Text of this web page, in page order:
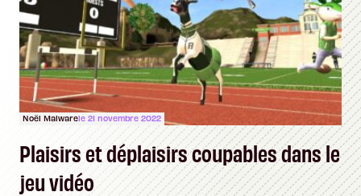
Noël Malwarele 21 novembre 2022
Plaisirs et déplaisirs coupables dans le
jeu vidéo